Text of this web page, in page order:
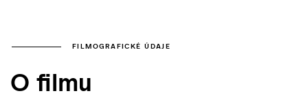
FILMOGRAFICKÉ ÚDAJE
O filmu